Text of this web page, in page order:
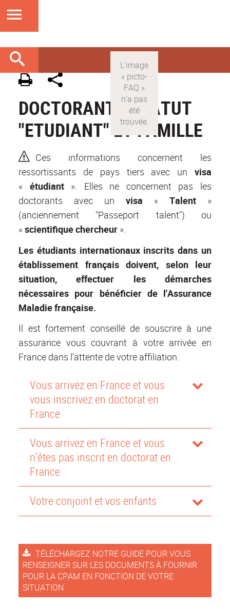
DOCTORANTS STATUT
"ETUDIANT" ET FAMILLE
Ces informations concernent les
ressortissants de pays tiers avec un visa
« étudiant ». Elles ne concernent pas les
doctorants avec un visa « Talent »
(anciennement "Passeport talent") ou
« scientifique chercheur ».
Les étudiants internationaux inscrits dans un
établissement français doivent, selon leur
situation, effectuer les démarches
nécessaires pour bénéficier de l'Assurance
Maladie française.
Il est fortement conseillé de souscrire à une
assurance vous couvrant à votre arrivée en
France dans l’attente de votre affiliation.
Vous arrivez en France et vous
vous inscrivez en doctorat en
France
Vous arrivez en France et vous
n'êtes pas inscrit en doctorat en
France
Votre conjoint et vos enfants
TÉLÉCHARGEZ NOTRE GUIDE POUR VOUS
RENSEIGNER SUR LES DOCUMENTS À FOURNIR
POUR LA CPAM EN FONCTION DE VOTRE
SITUATION